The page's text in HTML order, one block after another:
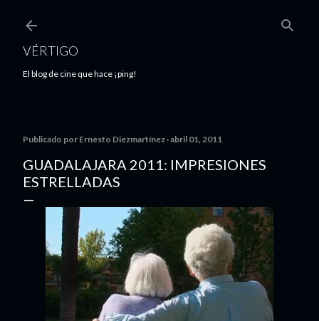
VÉRTIGO
El blog de cine que hace ¡ping!
Publicado por Ernesto Diezmartínez abril 01, 2011
GUADALAJARA 2011: IMPRESIONES
ESTRELLADAS